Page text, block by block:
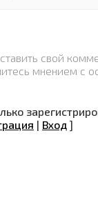
свой
мнением с
| Вход ]